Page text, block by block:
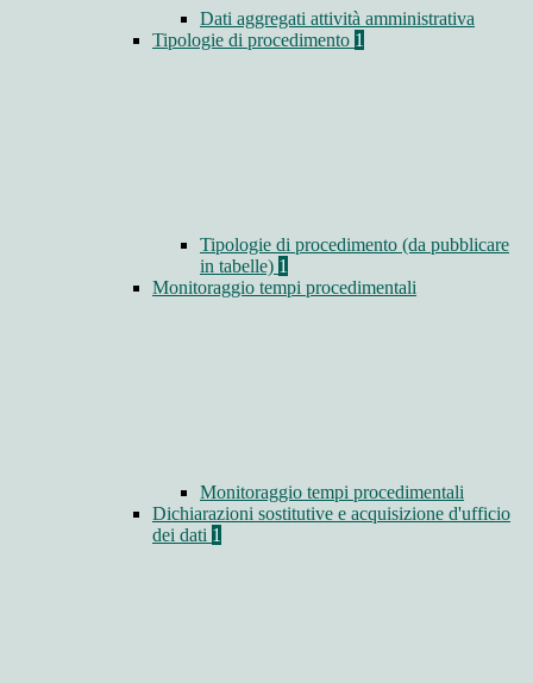
Dati aggregati attività amministrativa
Tipologie di procedimento 1
Tipologie di procedimento (da pubblicare
in tabelle) 1
Monitoraggio tempi procedimentali
Monitoraggio tempi procedimentali
Dichiarazioni sostitutive e acquisizione d'ufficio
dei dati 1